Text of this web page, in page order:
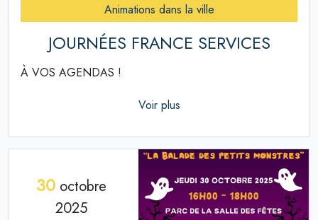
Animations dans la ville
JOURNÉES FRANCE SERVICES
À VOS AGENDAS !
Voir plus
30 octobre
2025